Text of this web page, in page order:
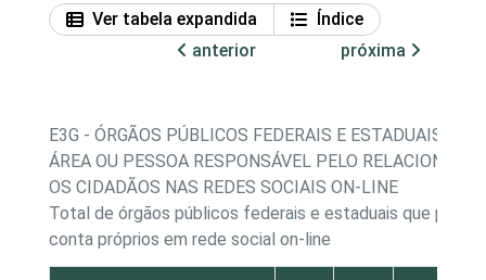
Ver tabela expandida
Índice
anterior
próxima
E3G - ÓRGÃOS PÚBLICOS FEDERAIS E ESTADUAIS
ÁREA OU PESSOA RESPONSÁVEL PELO
OS CIDADÃOS NAS REDES SOCIAIS ON-LINE
Total de órgãos públicos federais e estaduais que
conta próprios em rede social on-line